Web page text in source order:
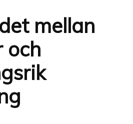
mellan
och